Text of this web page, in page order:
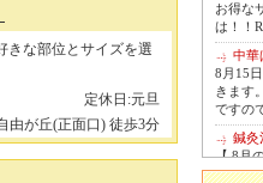
きな部位とサイズを選
定休日:元旦
由が丘(正面口) 徒歩3分
お得な
は！！
中華
8月15
きます
ですの
鍼灸
【 8月
毎月第